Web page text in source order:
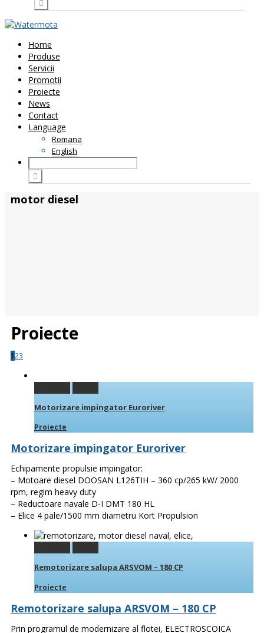
Home
Produse
Servicii
Promotii
Proiecte
News
Contact
Language
Romana
English
motor diesel
Proiecte
123
Motorizare impingator Euroriver
Proiecte
Motorizare impingator Euroriver
Echipamente propulsie impingator:
– Motoare diesel DOOSAN L126TIH – 360 cp/265 kW/ 2000
rpm, regim heavy duty
– Reductoare navale D-I DMT 180 HL
– Elice 4 pale/1500 mm diametru Kort Propulsion
Remotorizare salupa ARSVOM – 180 CP
Proiecte
Remotorizare salupa ARSVOM – 180 CP
Prin programul de modernizare al flotei, ELECTROSCOICA